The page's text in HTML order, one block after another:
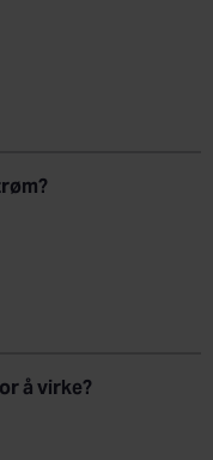
å virke?